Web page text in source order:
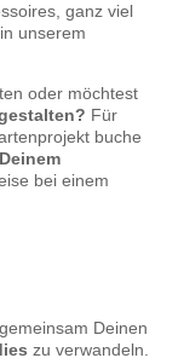
ganz viel
unserem
oder möchtest
Für
buche
Deinem
bei einem
Deinen
zu verwandeln.